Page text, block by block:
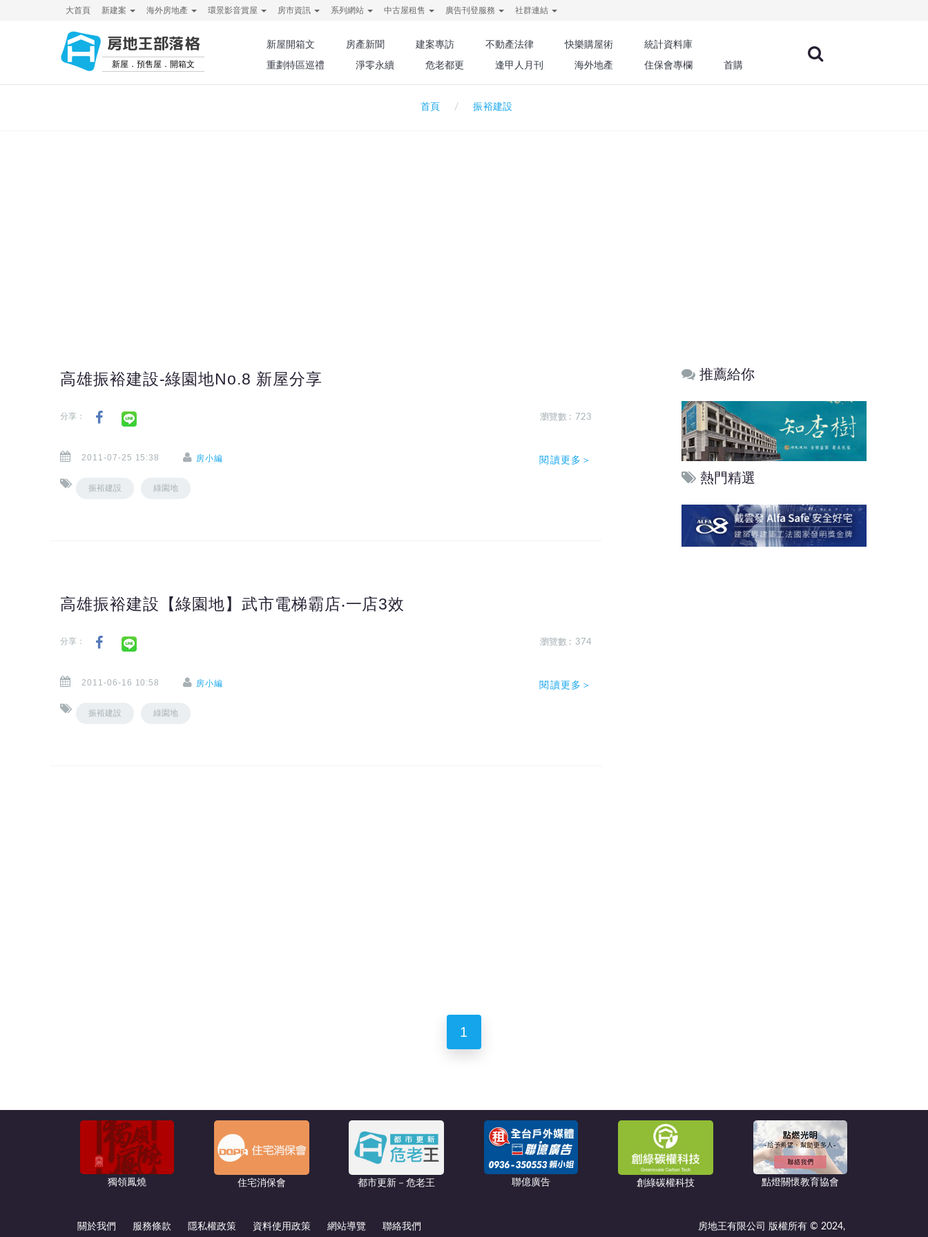
大首頁 新建案 海外房地產 環景影音賞屋 房市資訊 系列網站 中古屋租售 廣告刊登服務 社群連結
房地王部落格
新屋．預售屋．開箱文
新屋開箱文 房產新聞 建案專訪 不動產法律 快樂購屋術
統計資料庫
重劃特區巡禮
淨零永續 危老都更 逢甲人月刊 海外地產 住保會專欄 首購
首頁 振裕建設
高雄振裕建設-綠園地No.8 新屋分享
分享： 瀏覽數 : 723
2011-07-25 15:38 房小編
振裕建設 綠園地
閱讀更多＞
高雄振裕建設【綠園地】武市電梯霸店‧一店3效
分享： 瀏覽數 : 374
2011-06-16 10:58 房小編
振裕建設 綠園地
閱讀更多＞
推薦給你
熱門精選
1
獨領鳳燒 住宅消保會 都市更新－危老王 聯億廣告 創綠碳權科技 點燈關懷教育協會
關於我們 服務條款 隱私權政策 資料使用政策 網站導覽 聯絡我們 房地王有限公司 版權所有 © 2024,